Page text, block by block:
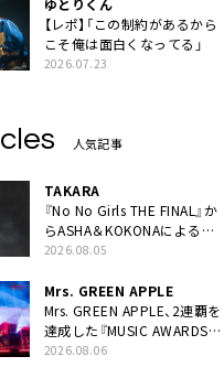
ゆとりくん
【レポ】「この制約があるから
こそ俺は面白くなってる」
2026.07.23
人気記事
TAKARA
『No No Girls THE FINAL』か
らASHA＆KOKONAによるユ
ニット・TAKARAがデビュー
2026.08.05
Mrs. GREEN APPLE
Mrs. GREEN APPLE、2連覇を
達成した『MUSIC AWARDS
JAPAN 2026』での「クスシ
2026.08.06